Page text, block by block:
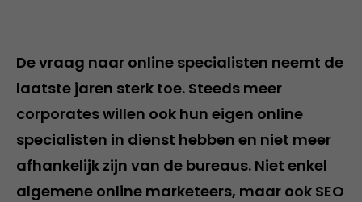
De vraag naar online specialisten neemt de
laatste jaren sterk toe. Steeds meer
corporates willen ook hun eigen online
specialisten in dienst hebben en niet meer
afhankelijk zijn van de bureaus. Niet enkel
algemene online marketeers, maar ook SEO